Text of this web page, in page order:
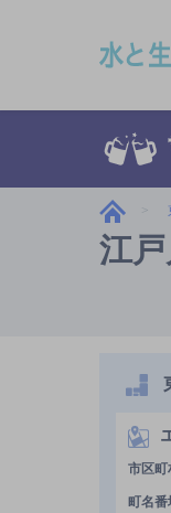
江
市区町
町名番